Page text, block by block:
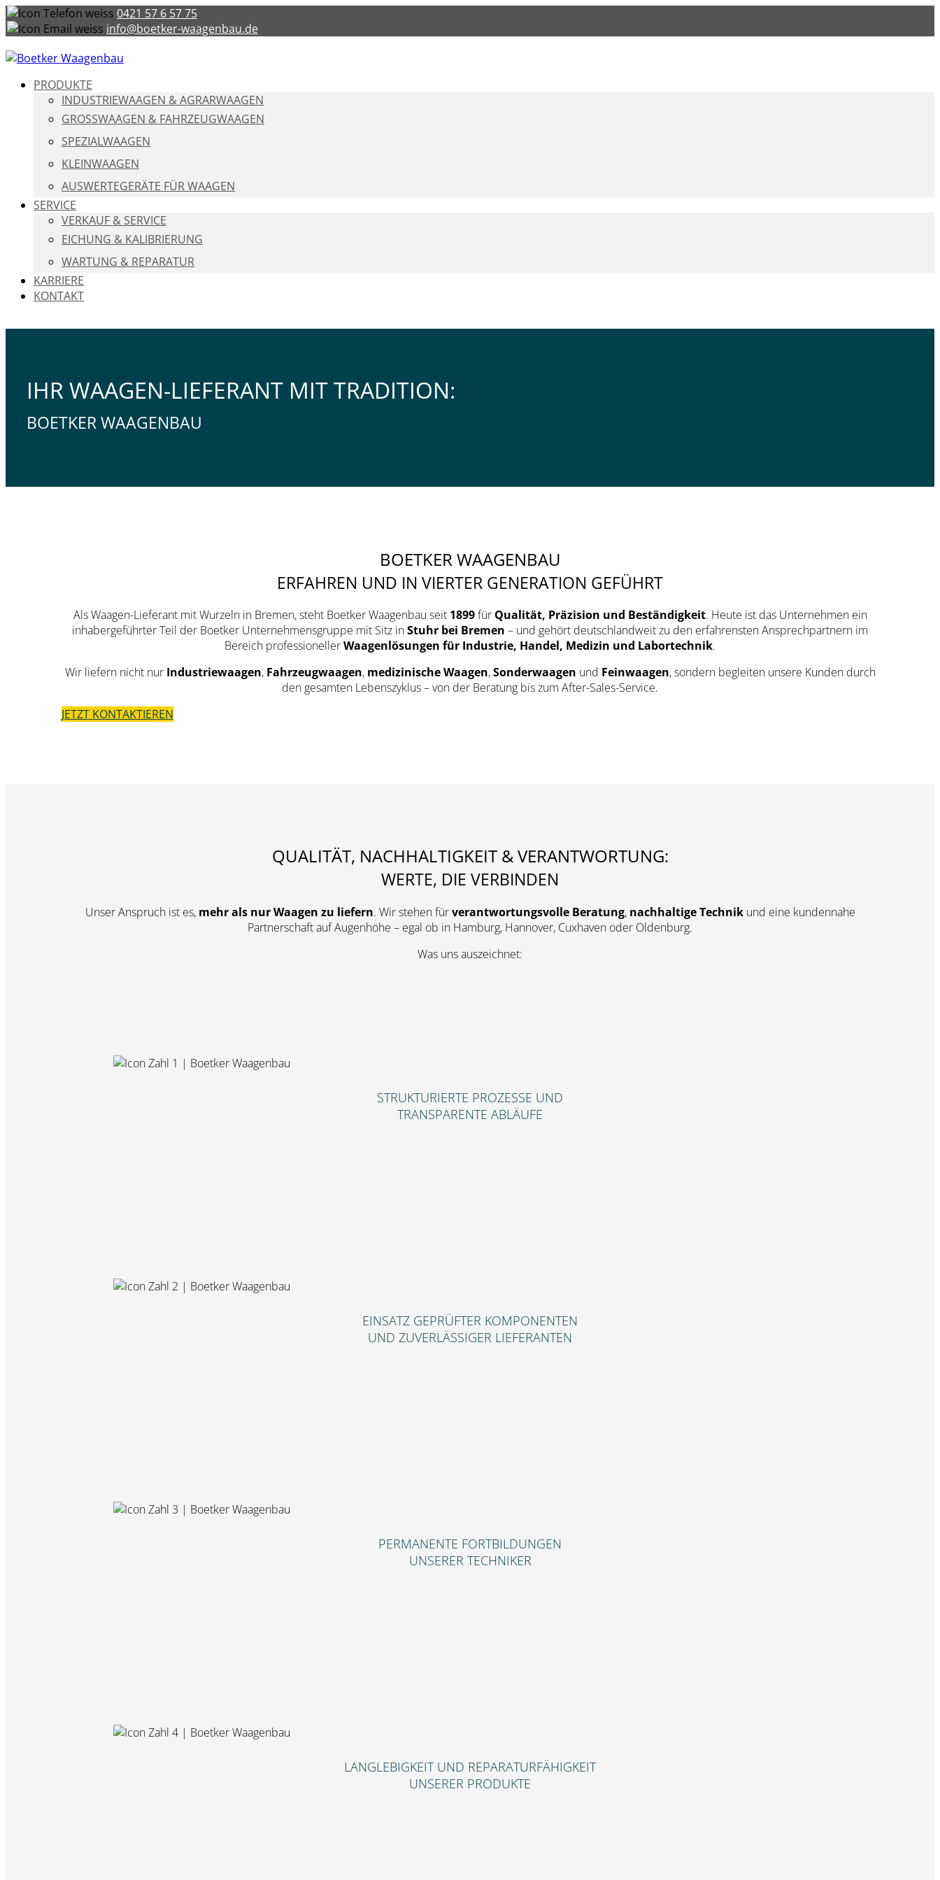
0421 57 6 57 75
info@boetker-waagenbau.de
PRODUKTE
INDUSTRIEWAAGEN & AGRARWAAGEN
GROSSWAAGEN & FAHRZEUGWAAGEN
SPEZIALWAAGEN
KLEINWAAGEN
AUSWERTEGERÄTE FÜR WAAGEN
SERVICE
VERKAUF & SERVICE
EICHUNG & KALIBRIERUNG
WARTUNG & REPARATUR
KARRIERE
KONTAKT
IHR WAAGEN-LIEFERANT MIT TRADITION:
BOETKER WAAGENBAU
BOETKER WAAGENBAU
ERFAHREN UND IN VIERTER GENERATION GEFÜHRT
Als Waagen-Lieferant mit Wurzeln in Bremen, steht Boetker Waagenbau seit 1899für Qualität, Präzision und Beständigkeit. Heute ist das Unternehmen ein
inhabergeführter Teil der Boetker Unternehmensgruppe mit Sitz inStuhr bei Bremen – und gehört deutschlandweit zu den erfahrensten Ansprechpartnern im
Bereich professionellerWaagenlösungen für Industrie, Handel, Medizin und Labortechnik.
Wir liefern nicht nur Industriewaagen, Fahrzeugwaagen, medizinische Waagen,Sonderwaagen und Feinwaagen, sondern begleiten unsere Kunden durch
den gesamten Lebenszyklus – von der Beratung bis zum After-Sales-Service.
JETZT KONTAKTIEREN
QUALITÄT, NACHHALTIGKEIT & VERANTWORTUNG:
WERTE, DIE VERBINDEN
Unser Anspruch ist es, mehr als nur Waagen zu liefern. Wir stehen fürverantwortungsvolle Beratung, nachhaltige Technikund eine kundennahe
Partnerschaft auf Augenhöhe – egal ob in Hamburg, Hannover, Cuxhaven oder Oldenburg.
Was uns auszeichnet:
STRUKTURIERTE PROZESSE UND
TRANSPARENTE ABLÄUFE
EINSATZ GEPRÜFTER KOMPONENTEN
UND ZUVERLÄSSIGER LIEFERANTEN
PERMANENTE FORTBILDUNGEN
UNSERER TECHNIKER
LANGLEBIGKEIT UND REPARATURFÄHIGKEIT
UNSERER PRODUKTE